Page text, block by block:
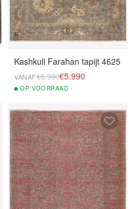
Kashkuli Farahan tapijt 4625
VANAF€6.990€5.990
OP VOORRAAD